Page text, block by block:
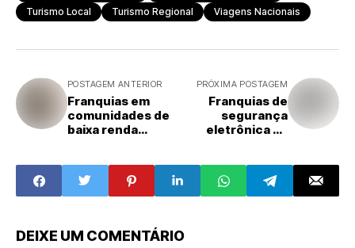
Turismo Local
Turismo Regional Viagens Nacionais
POSTAGEM ANTERIOR
Franquias em
comunidades de
baixa renda
inclusivos e de
impacto social
PRÓXIMA POSTAGEM
Franquias de
segurança
eletrônica se
tecnologia e
proteção
residencial
DEIXE UM COMENTÁRIO